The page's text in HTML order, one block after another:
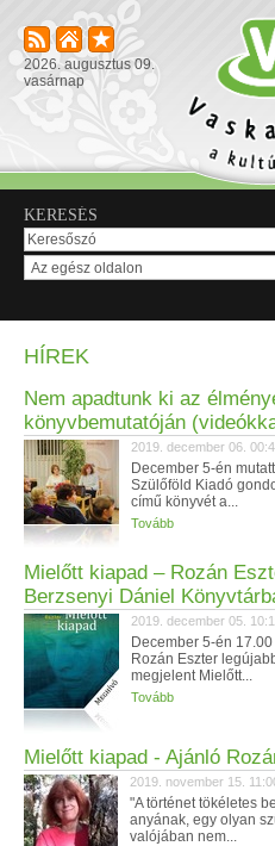
2026. augusztus 09.
vasárnap
KERESÉS
HÍREK
Nem apadtunk ki az
könyvbemutatóján
2019. december 06.
December 5-én
Szülőföld Kiadó
című könyvét a...
Tovább
Mielőtt kiapad – Rozán
Berzsenyi Dániel
2019. december 05.
December 5-én
Rozán Eszter
megjelent Mielőtt...
Tovább
Mielőtt kiapad - Ajánló
2019. november 15.
"A történet tökéletes
anyának, egy olyan
valójában nem...